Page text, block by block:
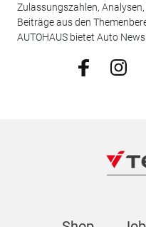
Zulassungszahlen,
Beiträge aus den
AUTOHAUS bietet Auto